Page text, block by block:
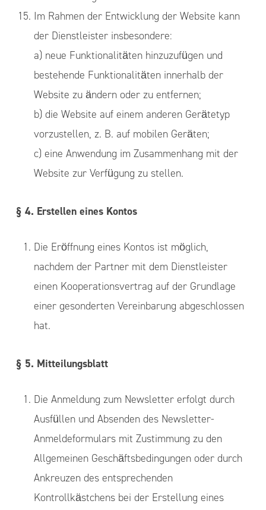
Im Rahmen der Entwicklung der Website kann
der Dienstleister insbesondere:
a) neue Funktionalitäten hinzuzufügen und
bestehende Funktionalitäten innerhalb der
Website zu ändern oder zu entfernen;
b) die Website auf einem anderen Gerätetyp
vorzustellen, z. B. auf mobilen Geräten;
c) eine Anwendung im Zusammenhang mit der
Website zur Verfügung zu stellen.
§ 4. Erstellen eines Kontos
Die Eröffnung eines Kontos ist möglich,
nachdem der Partner mit dem Dienstleister
einen Kooperationsvertrag auf der Grundlage
einer gesonderten Vereinbarung abgeschlossen
hat.
§ 5. Mitteilungsblatt
Die Anmeldung zum Newsletter erfolgt durch
Ausfüllen und Absenden des Newsletter-
Anmeldeformulars mit Zustimmung zu den
Allgemeinen Geschäftsbedingungen oder durch
Ankreuzen des entsprechenden
Kontrollkästchens bei der Erstellung eines